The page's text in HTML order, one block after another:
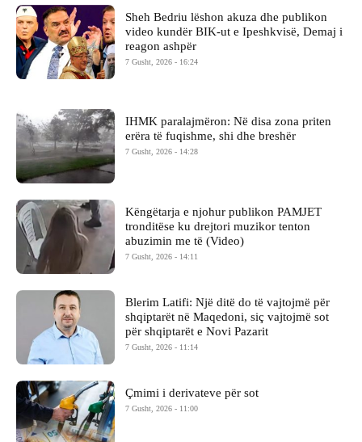
Sheh Bedriu lëshon akuza dhe publikon
video kundër BIK-ut e Ipeshkvisë, Demaj i
reagon ashpër
7 Gusht, 2026 - 16:24
IHMK paralajmëron: Në disa zona priten
erëra të fuqishme, shi dhe breshër
7 Gusht, 2026 - 14:28
Këngëtarja e njohur publikon PAMJET
tronditëse ku drejtori muzikor tenton
abuzimin me të (Video)
7 Gusht, 2026 - 14:11
Blerim Latifi: Një ditë do të vajtojmë për
shqiptarët në Maqedoni, siç vajtojmë sot
për shqiptarët e Novi Pazarit
7 Gusht, 2026 - 11:14
Çmimi i derivateve për sot
7 Gusht, 2026 - 11:00